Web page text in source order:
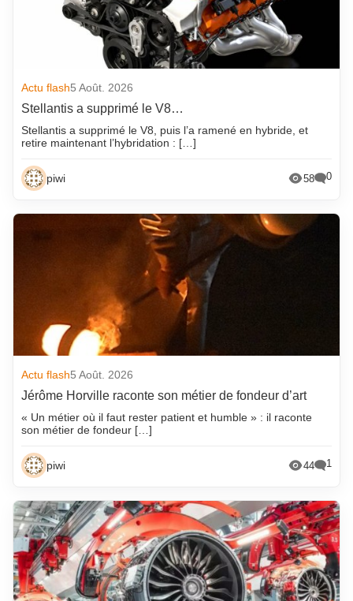
Actu flash5 Août. 2026
Stellantis a supprimé le V8…
Stellantis a supprimé le V8, puis l’a ramené en hybride, et
retire maintenant l’hybridation : […]
piwi 58 0
Actu flash5 Août. 2026
Jérôme Horville raconte son métier de fondeur d’art
« Un métier où il faut rester patient et humble » : il raconte
son métier de fondeur […]
piwi 44 1